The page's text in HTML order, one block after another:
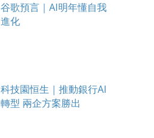
谷歌預言｜AI明年懂自我
進化
科技園恒生｜推動銀行AI
轉型 兩企方案勝出